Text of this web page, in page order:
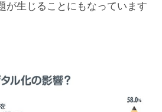
が生じることにもなっています